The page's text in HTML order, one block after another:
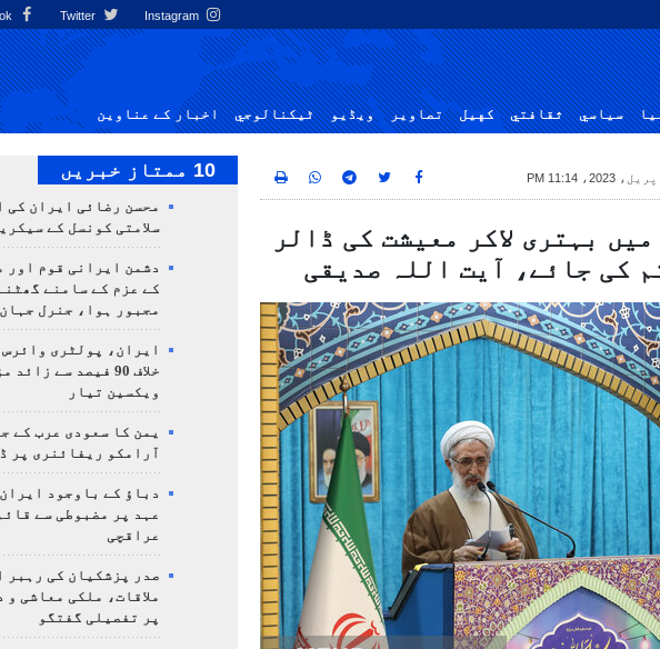
Instagram
سياسي ثقافتي کهيل تصاوير ویڈیو ٹيكنالوجي اخبار کے عناوین
بہتری لاکر معیشت کی ڈالر
کی جائے، آیت اللہ صدیقی
10 ممتاز خبریں
محسن رضائی ایران کی
سلامتی کونسل کے
دشمن ایرانی قوم اور
کے عزم کے سامنے
مجبور ہوا، جنرل
ایران، پولٹری
خلاف 90 فیصد سے
ویکسین تیار
یمن کا سعودی عرب کے
آرامکو ریفائنری پر
دباؤ کے باوجود
عہد پر مضبوطی سے
عراقچی
صدر پزشکیان کی رہبر
ملاقات، ملکی معاشی و
پر تفصیلی گفتگو